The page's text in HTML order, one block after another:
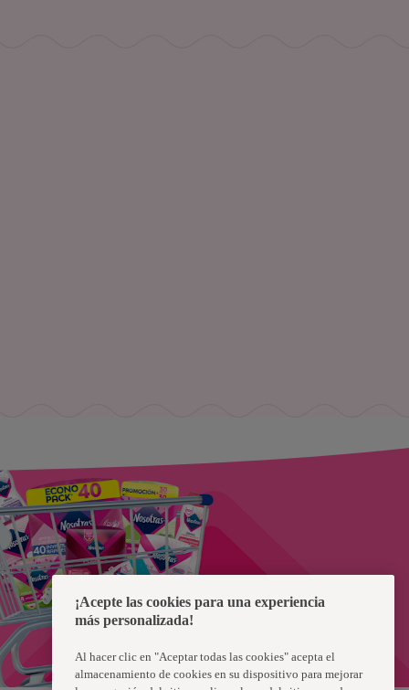
¡Acepte las cookies para una experiencia
más personalizada!
Al hacer clic en "Aceptar todas las cookies" acepta el
almacenamiento de cookies en su dispositivo para mejorar